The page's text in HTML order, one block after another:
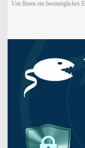
Um Ihnen ein bestmögliches